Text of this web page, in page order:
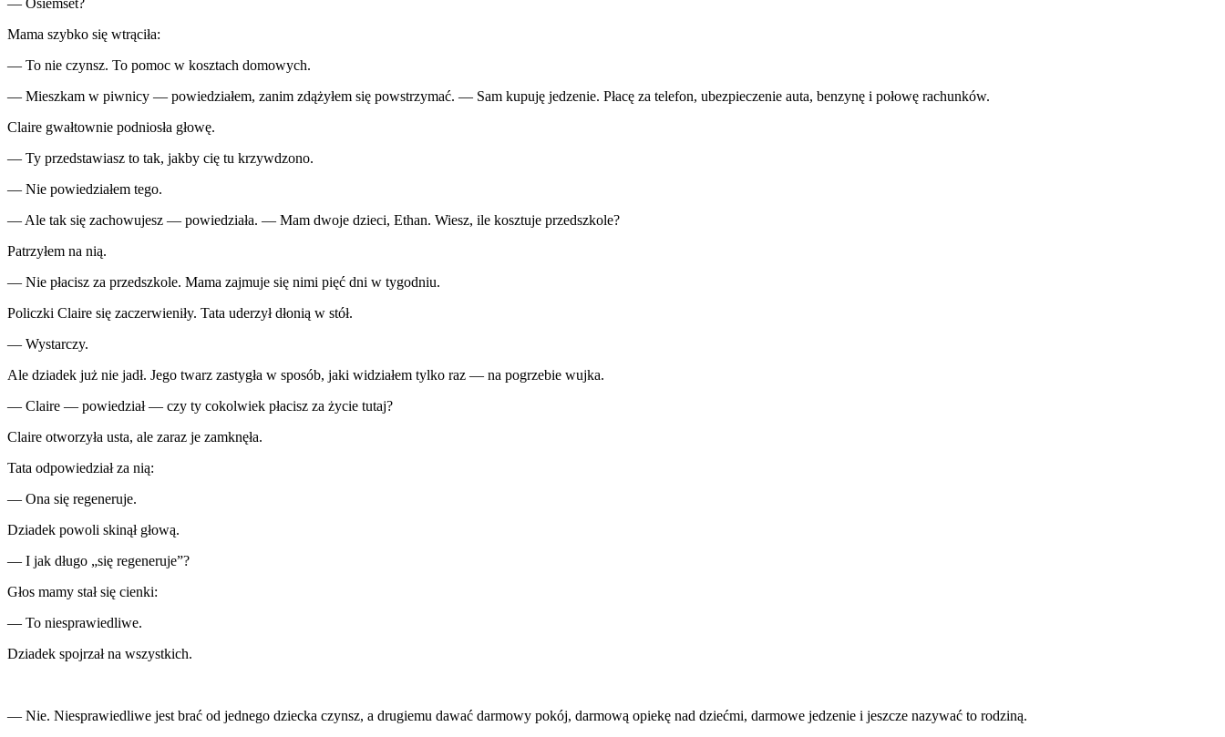
Mama szybko się wtrąciła:
— To nie czynsz. To pomoc w kosztach domowych.
— Mieszkam w piwnicy — powiedziałem, zanim zdążyłem się powstrzymać. — Sam kupuję jedzenie. Płacę za telefon, ubezpieczenie auta, benzynę i połowę rachunków.
Claire gwałtownie podniosła głowę.
— Ty przedstawiasz to tak, jakby cię tu krzywdzono.
— Nie powiedziałem tego.
— Ale tak się zachowujesz — powiedziała. — Mam dwoje dzieci, Ethan. Wiesz, ile kosztuje przedszkole?
Patrzyłem na nią.
— Nie płacisz za przedszkole. Mama zajmuje się nimi pięć dni w tygodniu.
Policzki Claire się zaczerwieniły. Tata uderzył dłonią w stół.
— Wystarczy.
Ale dziadek już nie jadł. Jego twarz zastygła w sposób, jaki widziałem tylko raz — na pogrzebie wujka.
— Claire — powiedział — czy ty cokolwiek płacisz za życie tutaj?
Claire otworzyła usta, ale zaraz je zamknęła.
Tata odpowiedział za nią:
— Ona się regeneruje.
Dziadek powoli skinął głową.
— I jak długo „się regeneruje”?
Głos mamy stał się cienki:
— To niesprawiedliwe.
Dziadek spojrzał na wszystkich.
— Nie. Niesprawiedliwe jest brać od jednego dziecka czynsz, a drugiemu dawać darmowy pokój, darmową opiekę nad dziećmi, darmowe jedzenie i jeszcze nazywać to rodziną.